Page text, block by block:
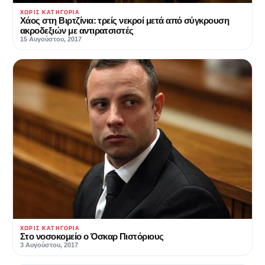
ΧΩΡΊΣ ΚΑΤΗΓΟΡΊΑ
Χάος στη Βιρτζίνια: τρείς νεκροί μετά από σύγκρουση
ακροδεξιών με αντιρατσιστές
15 Αυγούστου, 2017
ΧΩΡΊΣ ΚΑΤΗΓΟΡΊΑ
Στο νοσοκομείο ο Όσκαρ Πιστόριους
3 Αυγούστου, 2017